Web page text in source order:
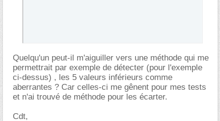
Quelqu'un peut-il m'aiguiller vers une méthode qui me
permettrait par exemple de détecter (pour l'exemple
ci-dessus) , les 5 valeurs inférieurs comme
aberrantes ? Car celles-ci me gênent pour mes tests
et n'ai trouvé de méthode pour les écarter.
Cdt,